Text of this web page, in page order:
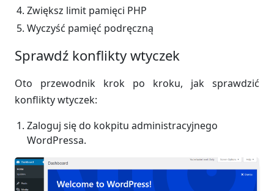
Zwiększ limit pamięci PHP
Wyczyść pamięć podręczną
Sprawdź konflikty wtyczek
Oto przewodnik krok po kroku, jak sprawdzić
konflikty wtyczek:
Zaloguj się do kokpitu administracyjnego
WordPressa.